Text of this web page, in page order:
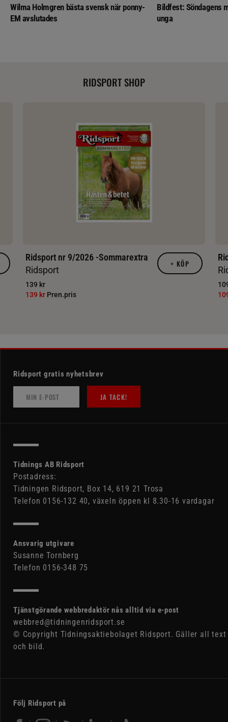
Wilma Holmgren bästa svensk när ponny-
EM avslutades
Bildfest: Söndagens
unga
RIDSPORT SHOP
Ridsport nr 9/2026 -Sommarextra
Ridsport
139 kr
139 kr Pren.pris
+ KÖP
Ridsport gratis nyhetsbrev
JA TACK!
Tidnings AB Ridsport
Postadress:
Tidningen Ridsport, Box 14, 619 21 Trosa
Telefon 0156-132 40, växeln öppen kl 8.30-16 vardagar
Ansvarig utgivare
Susanne Tornberg
Telefon 0156-348 75
Tjänstgörande webbredaktör nås alltid via e-post
webbred@tidningenridsport.se
© Copyright Tidningsaktiebolaget Ridsport. Gäller all text
och bild.
Följ Ridsport på